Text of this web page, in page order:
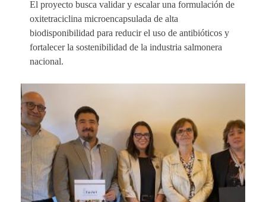
El proyecto busca validar y escalar una formulación de
oxitetraciclina microencapsulada de alta
biodisponibilidad para reducir el uso de antibióticos y
fortalecer la sostenibilidad de la industria salmonera
nacional.